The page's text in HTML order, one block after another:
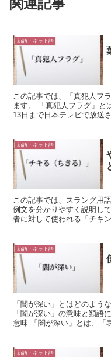
新語・ネット語
この記事では、「真犯人フ
ます。 「真犯人フラグ」と
13日まで日本テレビで放送
新語・ネット語
この記事では、スラング用
例文を分かりやすく説明し
者に対して使われる「チキ
新語・ネット語
「闇が深い」とはどのよう
「闇が深い」の意味と類語
意味 「闇が深い」とは、「
新語・ネット語